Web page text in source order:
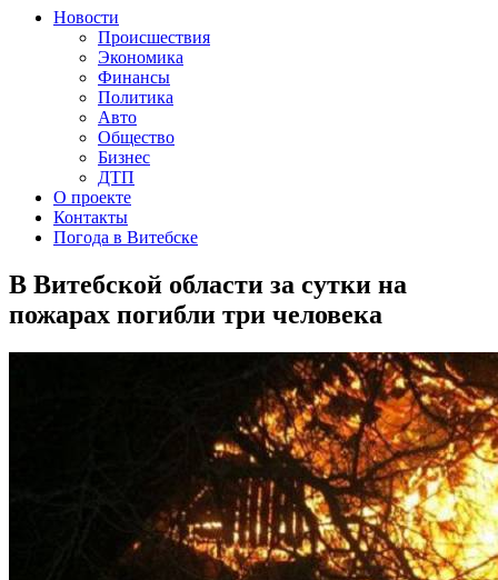
Новости
Происшествия
Экономика
Финансы
Политика
Авто
Общество
Бизнес
ДТП
О проекте
Контакты
Погода в Витебске
В Витебской области за сутки на
пожарах погибли три человека